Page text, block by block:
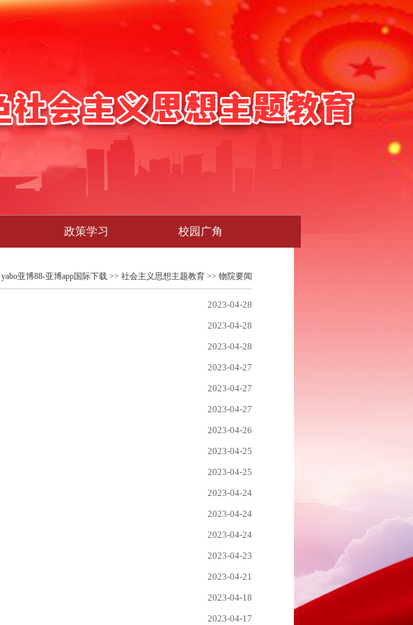
政策学习 校园广角
yabo亚博88-亚博app国际下载 >> 社会主义思想主题教育 >> 物院要闻
2023-04-28
2023-04-28
2023-04-28
2023-04-27
2023-04-27
2023-04-27
2023-04-26
2023-04-25
2023-04-25
2023-04-24
2023-04-24
2023-04-24
2023-04-23
2023-04-21
2023-04-18
2023-04-17